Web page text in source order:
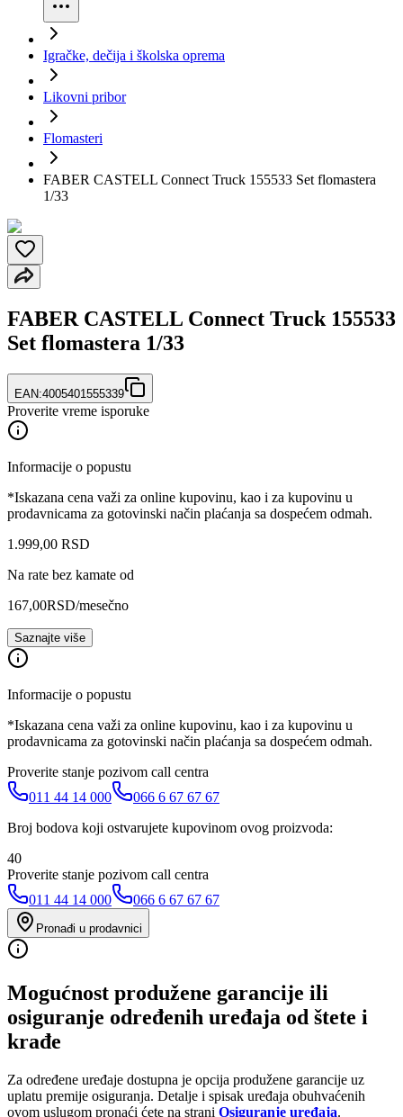
Igračke, dečija i školska oprema
Likovni pribor
Flomasteri
FABER CASTELL Connect Truck 155533 Set flomastera
1/33
FABER CASTELL Connect Truck 155533
Set flomastera 1/33
EAN:4005401555339
Proverite vreme isporuke
Informacije o popustu
*Iskazana cena važi za online kupovinu, kao i za kupovinu u
prodavnicama za gotovinski način plaćanja sa dospećem odmah.
1.999,00 RSD
Na rate bez kamate od
167,00RSD/mesečno
Saznajte više
Informacije o popustu
*Iskazana cena važi za online kupovinu, kao i za kupovinu u
prodavnicama za gotovinski način plaćanja sa dospećem odmah.
Proverite stanje pozivom call centra
011 44 14 000
066 6 67 67 67
Broj bodova koji ostvarujete kupovinom ovog proizvoda:
40
Proverite stanje pozivom call centra
011 44 14 000
066 6 67 67 67
Pronađi u prodavnici
Mogućnost produžene garancije ili
osiguranje određenih uređaja od štete i
krađe
Za određene uređaje dostupna je opcija produžene garancije uz
uplatu premije osiguranja. Detalje i spisak uređaja obuhvaćenih
ovom uslugom pronaći ćete na strani Osiguranje uređaja.